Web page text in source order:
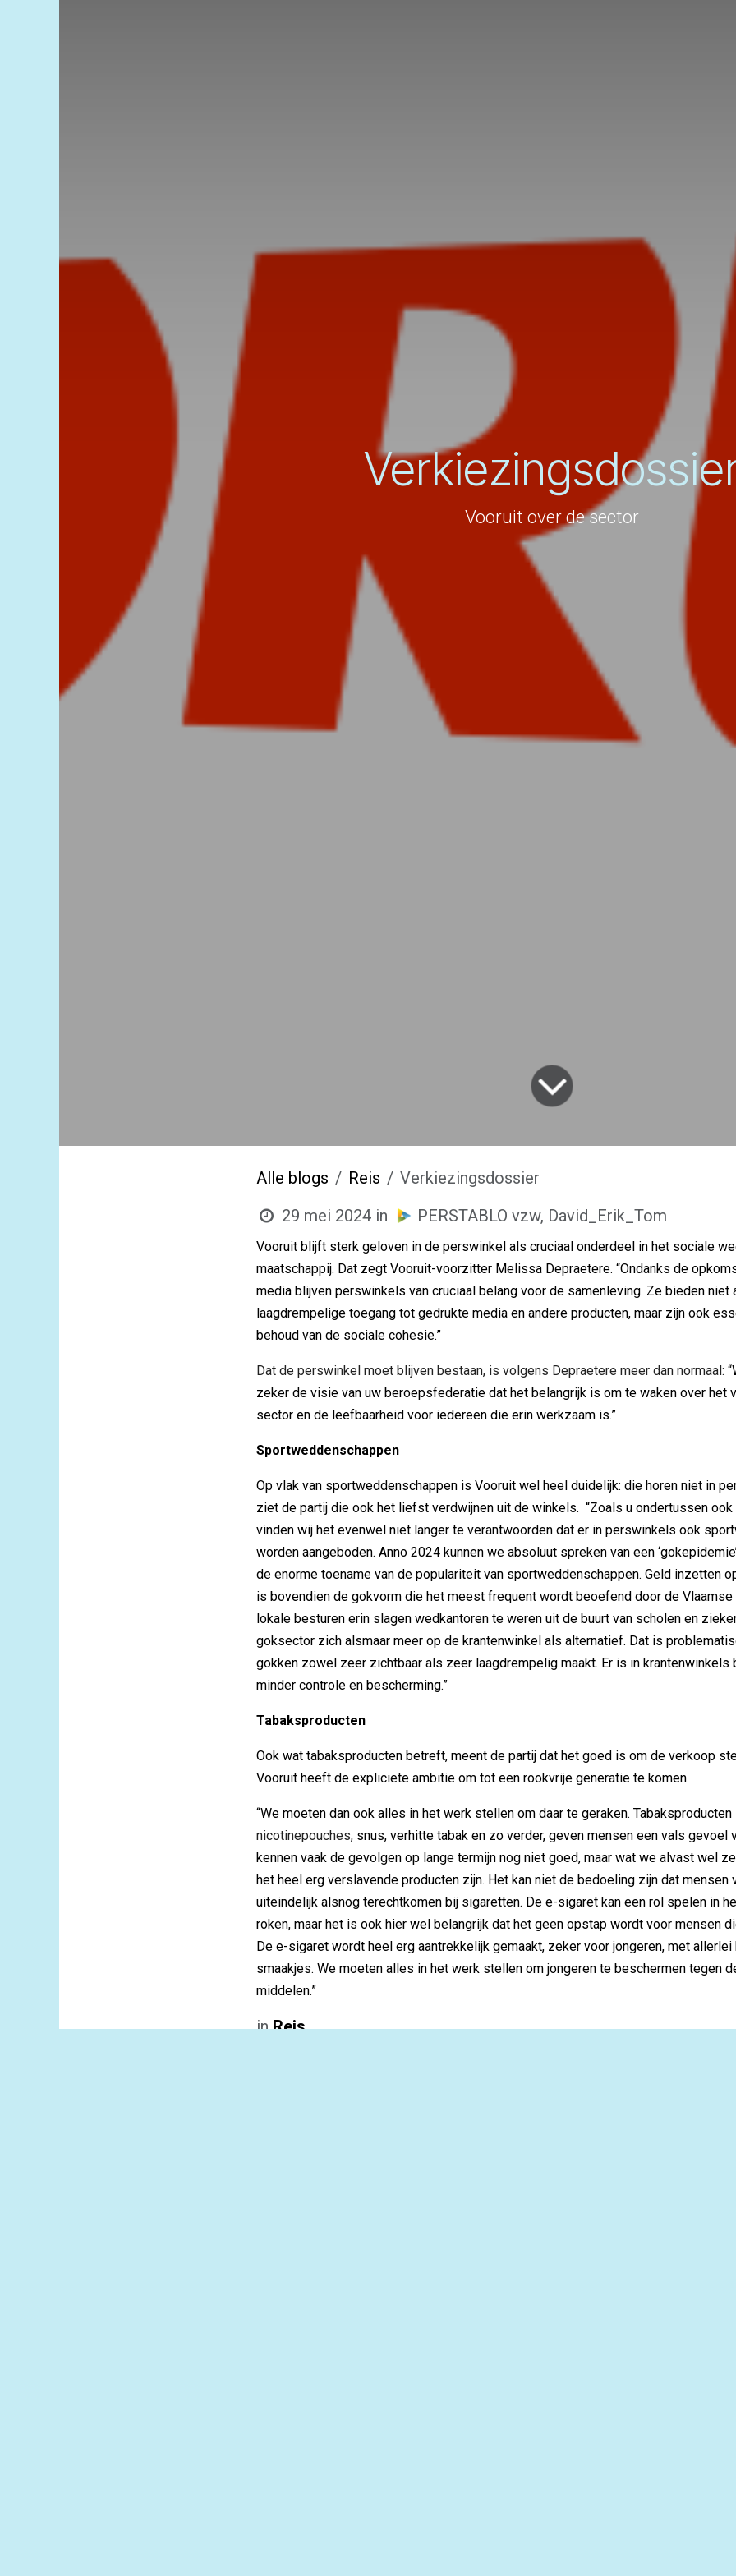
Vooruit over de sector
Alle blogs Reis
Verkiezingsdossier
29 mei 2024 in PERSTABLO vzw, David_Erik_Tom
Vooruit blijft sterk geloven in de perswinkel als cruciaal onderdeel in het sociale
maatschappij. Dat zegt Vooruit-voorzitter Melissa Depraetere. “Ondanks de
media blijven perswinkels van cruciaal belang voor de samenleving. Ze bieden niet
laagdrempelige toegang tot gedrukte media en andere producten, maar zijn ook
behoud van de sociale cohesie.”
Dat de perswinkel moet blijven bestaan, is volgens Depraetere meer dan normaal: “
zeker de visie van uw beroepsfederatie dat het belangrijk is om te waken over het
sector en de leefbaarheid voor iedereen die erin werkzaam is.”
Sportweddenschappen
Op vlak van sportweddenschappen is Vooruit wel heel duidelijk: die horen niet in
ziet de partij die ook het liefst verdwijnen uit de winkels. “Zoals u ondertussen
vinden wij het evenwel niet langer te verantwoorden dat er in perswinkels ook
worden aangeboden. Anno 2024 kunnen we absoluut spreken van een
de enorme toename van de populariteit van sportweddenschappen. Geld inzetten
is bovendien de gokvorm die het meest frequent wordt beoefend door de Vlaamse
lokale besturen erin slagen wedkantoren te weren uit de buurt van scholen en
goksector zich alsmaar meer op de krantenwinkel als alternatief. Dat is
gokken zowel zeer zichtbaar als zeer laagdrempelig maakt. Er is in krantenwinkels
minder controle en bescherming.”
Tabaksproducten
Ook wat tabaksproducten betreft, meent de partij dat het goed is om de verkoop
Vooruit heeft de expliciete ambitie om tot een rookvrije generatie te komen.
“We moeten dan ook alles in het werk stellen om daar te geraken.
nicotinepouches, snus, verhitte tabak en zo verder, geven mensen een vals gevoel
kennen vaak de gevolgen op lange termijn nog niet goed, maar wat we alvast wel
het heel erg verslavende producten zijn. Het kan niet de bedoeling zijn dat mensen
uiteindelijk alsnog terechtkomen bij sigaretten. De e-sigaret kan een rol spelen in
roken, maar het is ook hier wel belangrijk dat het geen opstap wordt voor mensen
De e-sigaret wordt heel erg aantrekkelijk gemaakt, zeker voor jongeren, met
smaakjes. We moeten alles in het werk stellen om jongeren te beschermen tegen
middelen.”
inReis